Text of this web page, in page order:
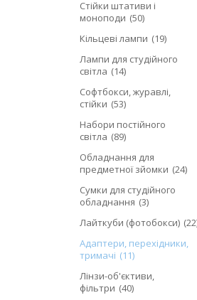
Стійки штативи і
моноподи 50
Кільцеві лампи
19
Лампи для студійного
світла
14
Софтбокси, журавлі,
стійки 53
Набори постійного
світла
89
Обладнання для
предметної зйомки 24
Сумки для студійного
обладнання 3
Лайткуби (фотобокси) 22
Адаптери, перехідники,
тримачі
11
Лінзи-об'єктиви,
фільтри 40